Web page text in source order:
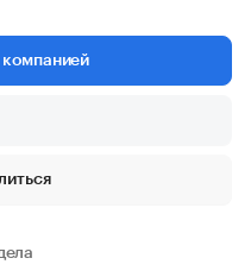
компанией